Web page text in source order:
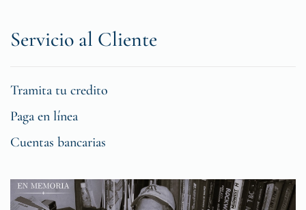
Servicio al Cliente
Tramita tu credito
Paga en línea
Cuentas bancarias